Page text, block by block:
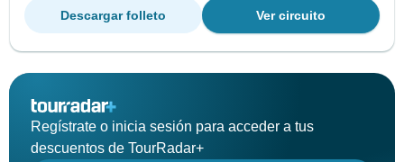
Ver circuito
Descargar folleto
Regístrate o inicia sesión para acceder a tus
descuentos de TourRadar+